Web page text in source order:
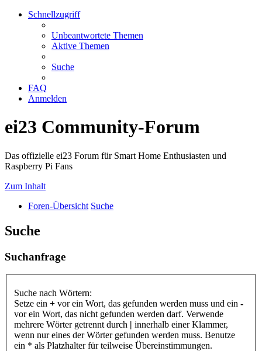
Schnellzugriff
Unbeantwortete Themen
Aktive Themen
Suche
FAQ
Anmelden
ei23 Community-Forum
Das offizielle ei23 Forum für Smart Home Enthusiasten und
Raspberry Pi Fans
Zum Inhalt
Foren-Übersicht Suche
Suche
Suchanfrage
Suche nach Wörtern:
Setze ein + vor ein Wort, das gefunden werden muss und ein -
vor ein Wort, das nicht gefunden werden darf. Verwende
mehrere Wörter getrennt durch | innerhalb einer Klammer,
wenn nur eines der Wörter gefunden werden muss. Benutze
ein * als Platzhalter für teilweise Übereinstimmungen.